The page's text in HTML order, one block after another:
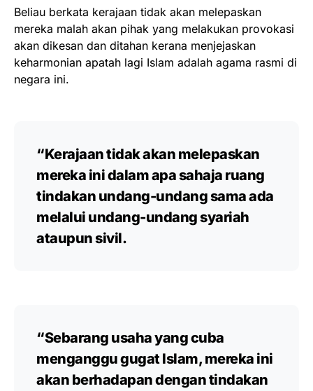
Beliau berkata kerajaan tidak akan melepaskan
mereka malah akan pihak yang melakukan provokasi
akan dikesan dan ditahan kerana menjejaskan
keharmonian apatah lagi Islam adalah agama rasmi di
negara ini.
“Kerajaan tidak akan melepaskan
mereka ini dalam apa sahaja ruang
tindakan undang-undang sama ada
melalui undang-undang syariah
ataupun sivil.
“Sebarang usaha yang cuba
menganggu gugat Islam, mereka ini
akan berhadapan dengan tindakan